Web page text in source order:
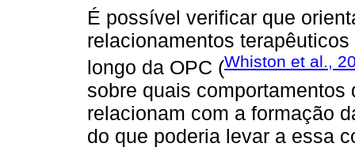
É possível verificar que
relacionamentos
longo da OPC (Whiston et al.,
sobre quais
relacionam com a formação
do que poderia levar a essa